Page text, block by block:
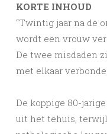
KORTE INHOUD
“Twintig jaar na de
wordt een vrouw
De twee misdaden
met elkaar
De koppige 80-
uit het tehuis,